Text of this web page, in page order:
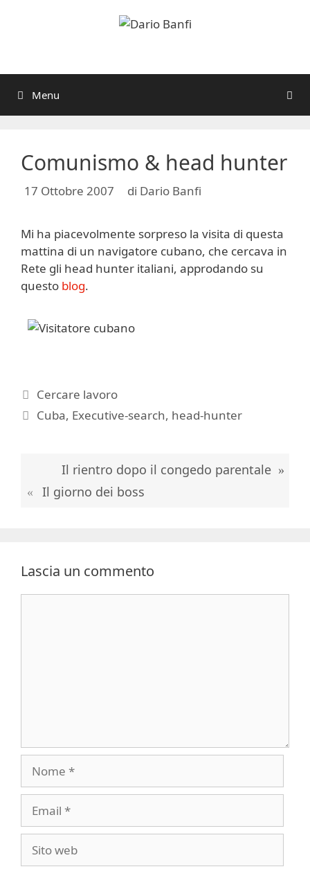
Menu
Comunismo & head hunter
17 Ottobre 2007 di Dario Banfi
Mi ha piacevolmente sorpreso la visita di questa
mattina di un navigatore cubano, che cercava in
Rete gli head hunter italiani, approdando su
questo blog.
Categorie
Cercare lavoro
Tag
Cuba, Executive-search, head-hunter
Il rientro dopo il congedo parentale
Il giorno dei boss
Lascia un commento
web